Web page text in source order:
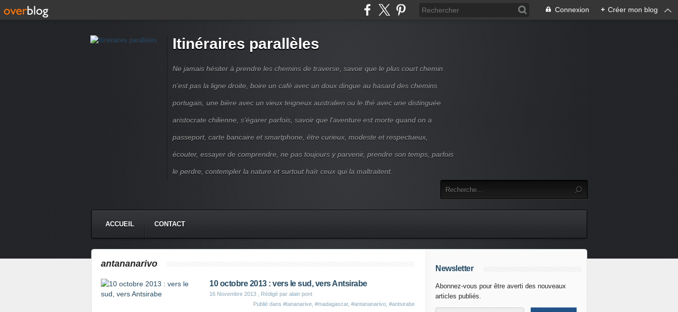
Connexion + Créer mon blog
Itinéraires parallèles
Ne jamais hésiter à prendre les chemins de traverse, savoir que le plus court chemin
n'est pas la ligne droite, boire un café avec un doux dingue au hasard des chemins
portugais, une bière avec un vieux teigneux australien ou le thé avec une distinguée
aristocrate chilienne, s'égarer parfois, savoir que l'aventure est morte quand on a
passeport, carte bancaire et smartphone, être curieux, modeste et respectueux,
écouter, essayer de comprendre, ne pas toujours y parvenir, prendre son temps, parfois
le perdre, contempler la nature et surtout haïr ceux qui la maltraitent.
ACCUEIL CONTACT
antananarivo
10 octobre 2013 : vers le sud, vers Antsirabe
16 Novembre 2013 , Rédigé par alain pont
Publié dans #tananarive #madagascar, #antananarivo #antsirabe
Newsletter
Abonnez-vous pour être averti des nouveaux
articles publiés.